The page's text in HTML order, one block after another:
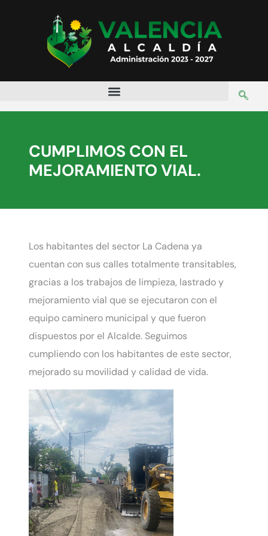
CUMPLIMOS CON EL
MEJORAMIENTO VIAL.
Los habitantes del sector La Cadena ya
cuentan con sus calles totalmente transitables,
gracias a los trabajos de limpieza, lastrado y
mejoramiento vial que se ejecutaron con el
equipo caminero municipal y que fueron
dispuestos por el Alcalde. Seguimos
cumpliendo con los habitantes de este sector,
mejorado su movilidad y calidad de vida.